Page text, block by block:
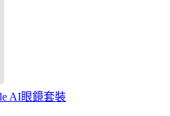
AI眼鏡套裝